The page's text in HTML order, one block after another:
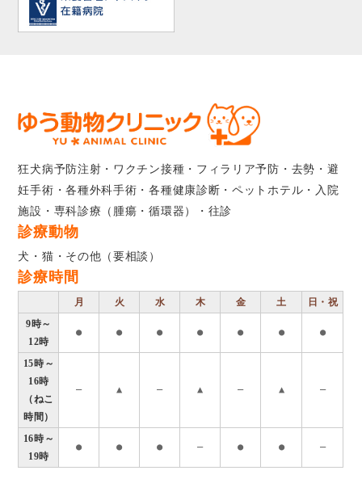
狂犬病予防注射・ワクチン接種・フィラリア予防・去勢・避
妊手術・各種外科手術・各種健康診断・ペットホテル・入院
施設・専科診療（腫瘍・循環器）・往診
診療動物
犬・猫・その他（要相談）
診療時間
月 火 水 木 金 土
日・祝
9時～
12時
● ● ● ● ● ● ●
15時～
16時
（ねこ
時間）
― ▲ ― ▲ ― ▲ ―
16時～
19時
● ● ● ― ● ● ―